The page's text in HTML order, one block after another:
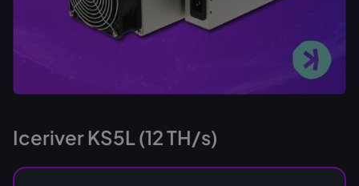
Iceriver KS5L (12 TH/s)